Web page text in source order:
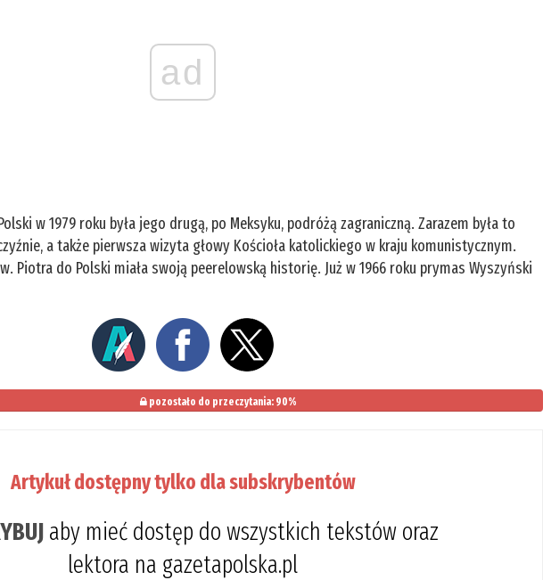
ad
w 1979 roku była jego drugą, po Meksyku, podróżą zagraniczną. Zarazem była to
a także pierwsza wizyta głowy Kościoła katolickiego w kraju komunistycznym.
Piotra do Polski miała swoją peerelowską historię. Już w 1966 roku prymas Wyszyński
pozostało do przeczytania: 90%
Artykuł dostępny tylko dla subskrybentów
aby mieć dostęp do wszystkich tekstów oraz
lektora na gazetapolska.pl